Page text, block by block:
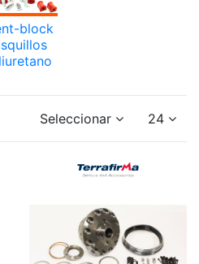
block
Seleccionar 24